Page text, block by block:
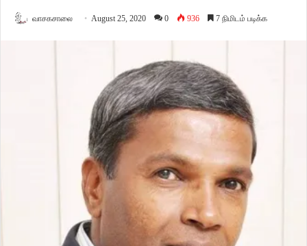
வாசகசாலை August 25, 2020 0 936 7 நிமிடம் படிக்க